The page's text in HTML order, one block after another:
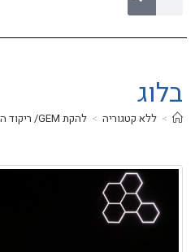
בלוג
> ללא קטגוריה > להקת GEM/ ריקוד הדבורים (Waggle Dance ) מאת יגור מנשיקוב/ עיצוב תאורה: אמיר די קסטרו/ עיצוב תלבושות: מעיין פז/ רקדנים: ניב ארבל, תכלת הר-ים, מירי לפידוס, ג'וי קמין, רוני שפס, ג'ואי איטקן, אליוט רודולף ויגור מנשיקוב/ מוסיקה: אמדיאוס מוצרט/ מרכז סוזן דלל 5 ביולי 2022